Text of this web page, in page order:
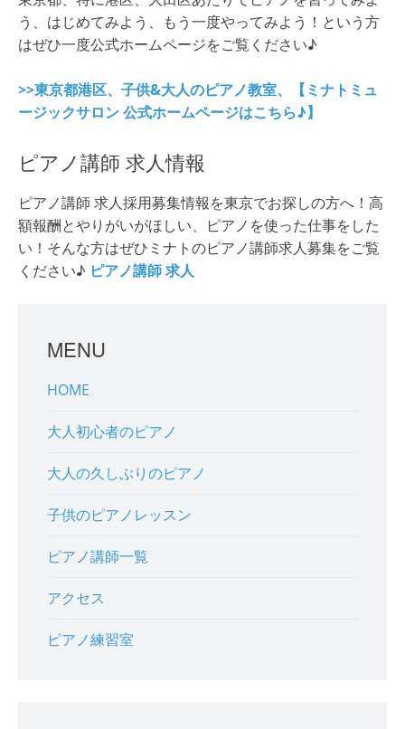
う、はじめてみよう、もう一度やってみよう！という方
はぜひ一度公式ホームページをご覧ください♪
>>東京都港区、子供&大人のピアノ教室、【ミナトミュ
ージックサロン 公式ホームページはこちら♪】
ピアノ講師 求人情報
ピアノ講師 求人採用募集情報を東京でお探しの方へ！高
額報酬とやりがいがほしい、ピアノを使った仕事をした
い！そんな方はぜひミナトのピアノ講師求人募集をご覧
ください♪ ピアノ講師 求人
MENU
HOME
大人初心者のピアノ
大人の久しぶりのピアノ
子供のピアノレッスン
ピアノ講師一覧
アクセス
ピアノ練習室